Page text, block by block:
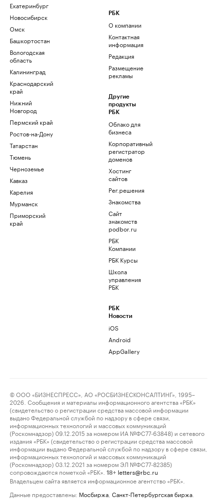
Екатеринбург
Новосибирск
Омск
Башкортостан
Вологодская
область
Калининград
Краснодарский
край
Нижний
Новгород
Пермский край
Ростов-на-Дону
Татарстан
Тюмень
Черноземье
Кавказ
Карелия
Мурманск
Приморский
край
РБК
О компании
Контактная
информация
Редакция
Размещение
рекламы
Другие
продукты
РБК
Облако для
бизнеса
Корпоративный
регистратор
доменов
Хостинг
сайтов
Рег.решения
Знакомства
Сайт
знакомств
podbor.ru
РБК
Компании
РБК Курсы
Школа
управления
РБК
РБК
Новости
iOS
Android
AppGallery
© ООО «БИЗНЕСПРЕСС», АО «РОСБИЗНЕСКОНСАЛТИНГ», 1995–
2026. Сообщения и материалы информационного агентства «РБК»
(свидетельство о регистрации средства массовой информации
выдано Федеральной службой по надзору в сфере связи,
информационных технологий и массовых коммуникаций
(Роскомнадзор) 09.12.2015 за номером ИА №ФС77-63848) и сетевого
издания «РБК» (свидетельство о регистрации средства массовой
информации выдано Федеральной службой по надзору в сфере связи,
информационных технологий и массовых коммуникаций
(Роскомнадзор) 03.12.2021 за номером ЭЛ №ФС77-82385)
сопровождаются пометкой «РБК».
18+ letters@rbc.ru
Владельцем сайта является информационное агентство «РБК».
Данные предоставлены: Мосбиржа Санкт-Петербургская биржа